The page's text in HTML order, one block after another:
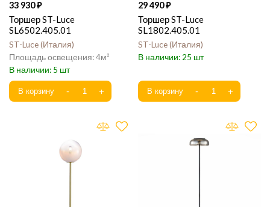
33 930
Торшер ST-Luce
SL6502.405.01
ST-Luce Италия
4
5
29 490
Торшер ST-Luce
SL1802.405.01
ST-Luce Италия
25